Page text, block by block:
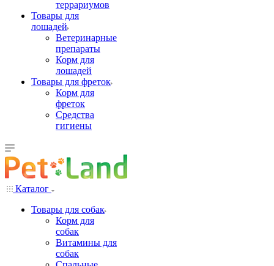
террариумов
Товары для
лошадей
Ветеринарные
препараты
Корм для
лошадей
Товары для фреток
Корм для
фреток
Средства
гигиены
Каталог
Товары для собак
Корм для
собак
Витамины для
собак